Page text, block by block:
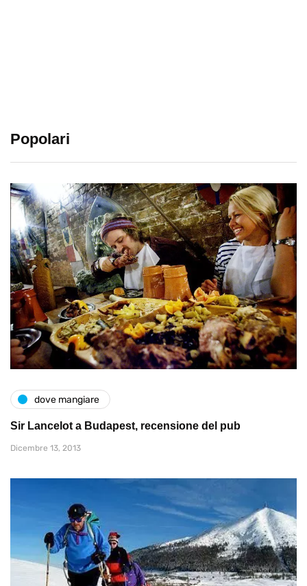
Popolari
dove mangiare
Sir Lancelot a Budapest, recensione del pub
Dicembre 13, 2013